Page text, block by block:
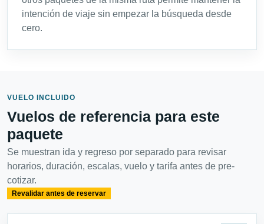
intención de viaje sin empezar la búsqueda desde
cero.
VUELO INCLUIDO
Vuelos de referencia para este
paquete
Se muestran ida y regreso por separado para revisar
horarios, duración, escalas, vuelo y tarifa antes de pre-
cotizar.
Revalidar antes de reservar